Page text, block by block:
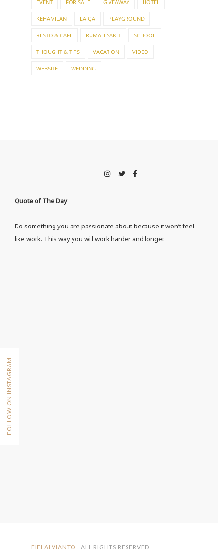
EVENT FOR SALE GIVEAWAY HOTEL
KEHAMILAN LAIQA PLAYGROUND
RESTO & CAFE RUMAH SAKIT SCHOOL
THOUGHT & TIPS VACATION VIDEO
WEBSITE WEDDING
Quote of The Day
Do something you are passionate about because it won’t feel
like work. This way you will work harder and longer.
FOLLOW ON INSTAGRAM
FIFI ALVIANTO . ALL RIGHTS RESERVED.